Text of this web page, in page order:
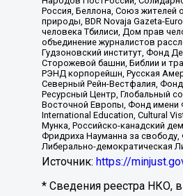
Россия, Беллона, Союз жителей
природы, BDR Novaja Gazeta-
человека Тбилиси, Дом прав
объединение журналистов
Гудзоновский институт, Фонд
Сторожевой башни, Библии и
РЭНД корпорейшн, Русская
Северный Рейн-Вестфалия,
Ресурсный Центр, Глобальный
Восточной Европы, Фонд имени
International Education, Cultural
Мунка, Российско-канадский
Фридриха Науманна за
Либерально-демократическая
Источник: https://
* Сведения реестра НКО,